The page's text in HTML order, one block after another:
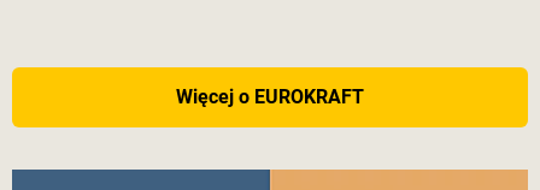
Więcej o EUROKRAFT